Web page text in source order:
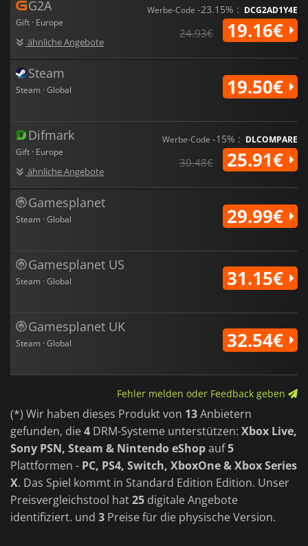
Anpassungsmöglichkeiten bietet! Mit seinem fesselnden
Kampfsystem und den umfangreichen
Anpassungsmöglichkeiten versprichtPixARK
ein
unvergleichliches Spielerlebnis!
G2A
Gift · Europe
ähnliche Angebote
Werbe-Code -23.15% : DCG2AD1Y4E
24.93€ 19.16€
Steam
Steam · Global 19.50€
Difmark
Gift · Europe
ähnliche Angebote
Werbe-Code -15% : DLCOMPARE
30.48€ 25.91€
Gamesplanet
Steam · Global 29.99€
Gamesplanet US
Steam · Global 31.15€
Gamesplanet UK
Steam · Global 32.54€
Fehler melden oder Feedback geben
(*) Wir haben dieses Produkt von 13Anbietern
gefunden, die4 DRM-Systeme unterstützen: Xbox Live,
Sony PSN, Steam & Nintendo eShopauf5
Plattformen - PC, PS4, Switch, XboxOne & Xbox Series
X. Das Spiel kommt in Standard Edition Edition. Unser
Preisvergleichstool hat25 digitale Angebote
identifiziert. und 3 Preise für die physische Version.